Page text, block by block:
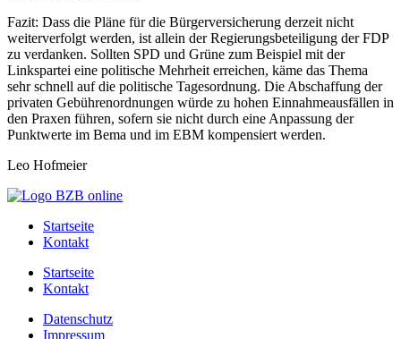
Fazit: Dass die Pläne für die Bürgerversicherung derzeit nicht
weiterverfolgt werden, ist allein der Regierungsbeteiligung der FDP
zu verdanken. Sollten SPD und Grüne zum Beispiel mit der
Linkspartei eine politische Mehrheit erreichen, käme das Thema
sehr schnell auf die politische Tagesordnung. Die Abschaffung der
privaten Gebührenordnungen würde zu hohen Einnahmeausfällen in
den Praxen führen, sofern sie nicht durch eine Anpassung der
Punktwerte im Bema und im EBM kompensiert werden.
Leo Hofmeier
Startseite
Kontakt
Startseite
Kontakt
Datenschutz
Impressum